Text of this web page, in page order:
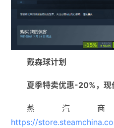
戴森球计划
夏季特卖优惠-20%，
蒸汽
https://